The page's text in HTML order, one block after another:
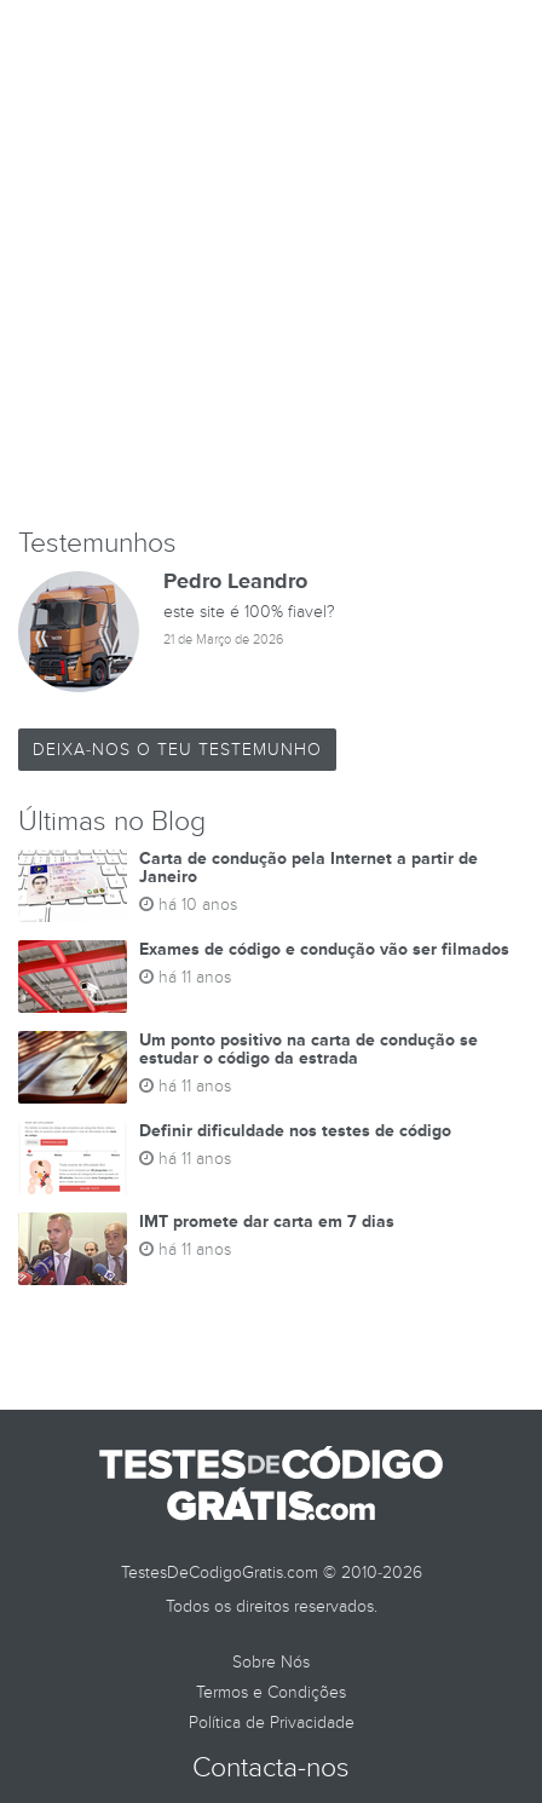
Testemunhos
Pedro Leandro
este site é 100% fiavel?
21 de Março de 2026
DEIXA-NOS O TEU TESTEMUNHO
Últimas no Blog
Carta de condução pela Internet a partir de
Janeiro
há 10 anos
Exames de código e condução vão ser filmados
há 11 anos
Um ponto positivo na carta de condução se
estudar o código da estrada
há 11 anos
Definir dificuldade nos testes de código
há 11 anos
IMT promete dar carta em 7 dias
há 11 anos
TestesDeCodigoGratis.com © 2010-2026
Todos os direitos reservados.
Sobre Nós
Termos e Condições
Política de Privacidade
Contacta-nos